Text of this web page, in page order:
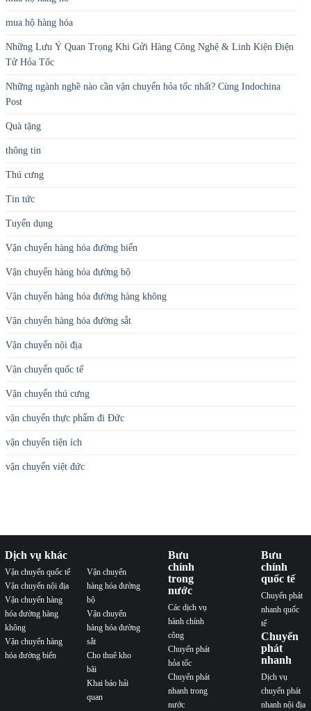
mua hộ hàng hóa
Những Lưu Ý Quan Trọng Khi Gửi Hàng Công Nghệ & Linh Kiện Điện
Tử Hỏa Tốc
Những ngành nghề nào cần vận chuyển hỏa tốc nhất? Cùng Indochina
Post
Quà tặng
thông tin
Thú cưng
Tin tức
Tuyển dụng
Vận chuyển hàng hóa đường biển
Vận chuyển hàng hóa đường bộ
Vận chuyển hàng hóa đường hàng không
Vận chuyển hàng hóa đường sắt
Vận chuyển nội địa
Vận chuyển quốc tế
Vận chuyển thú cưng
vận chuyển thực phẩm đi Đức
vận chuyển tiện ích
vận chuyển việt đức
Dịch vụ khác
Vận chuyển quốc tế
Vận chuyển nội địa
Vận chuyển hàng
hóa đường hàng
không
Vận chuyển hàng
hóa đường biển
Vận chuyển
hàng hóa đường
bộ
Vận chuyển
hàng hóa đường
sắt
Cho thuê kho
bãi
Khai báo hải
quan
Bưu
chính
trong
nước
Các dịch vụ
hành chính
công
Chuyển phát
hỏa tốc
Chuyển phát
nhanh trong
nước
Bưu
chính
quốc tế
Chuyển phát
nhanh quốc
tế
Chuyển
phát
nhanh
Dịch vụ
chuyển phát
nhanh nội địa